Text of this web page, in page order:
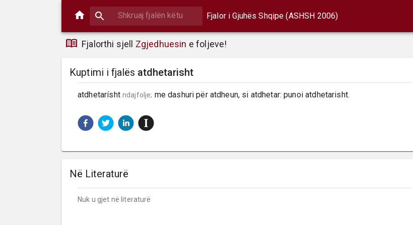
Fjalor i Gjuhës Shqipe (ASHSH 2006)
Fjalorthi sjell Zgjedhuesin e foljeve!
Kuptimi i fjalës atdhetarisht
atdhetarísht ndajfolje; me dashuri për atdheun, si atdhetar: punoi atdhetarisht.
Në Literaturë
Nuk u gjet në literaturë